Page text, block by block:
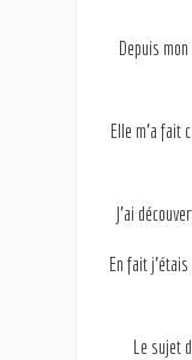
Depuis
Elle m’a fait
J’ai
En fait
Le sujet